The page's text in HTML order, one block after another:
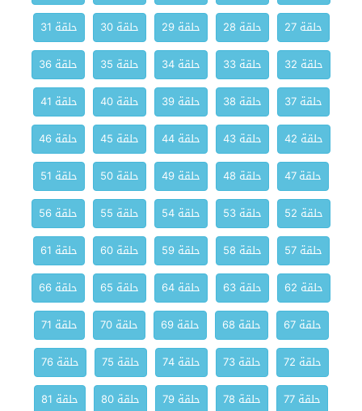
حلقة 27
حلقة 28 حلقة 29 حلقة 30
حلقة 31
حلقة 32
حلقة 33 حلقة 34 حلقة 35
حلقة 36
حلقة 37
حلقة 38 حلقة 39 حلقة 40
حلقة 41
حلقة 42
حلقة 43 حلقة 44 حلقة 45
حلقة 46
حلقة 47
حلقة 48 حلقة 49 حلقة 50
حلقة 51
حلقة 52
حلقة 53 حلقة 54 حلقة 55
حلقة 56
حلقة 57
حلقة 58 حلقة 59 حلقة 60
حلقة 61
حلقة 62
حلقة 63 حلقة 64 حلقة 65
حلقة 66
حلقة 67
حلقة 68 حلقة 69 حلقة 70
حلقة 71
حلقة 72
حلقة 73 حلقة 74 حلقة 75
حلقة 76
حلقة 77
حلقة 78 حلقة 79 حلقة 80
حلقة 81